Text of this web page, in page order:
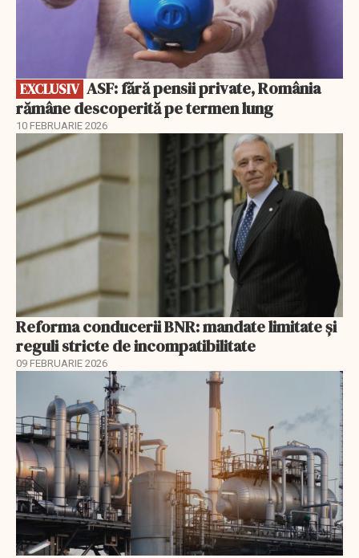
EXCLUSIV
rămâne descoperită pe termen lung
10 FEBRUARIE 2026
Reforma conducerii BNR: mandate limitate și
reguli stricte de incompatibilitate
09 FEBRUARIE 2026